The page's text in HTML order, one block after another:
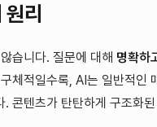
리
습니다. 질문에 대해 명확하
체적일수록, AI는 일반적인
콘텐츠가 탄탄하게 구조화